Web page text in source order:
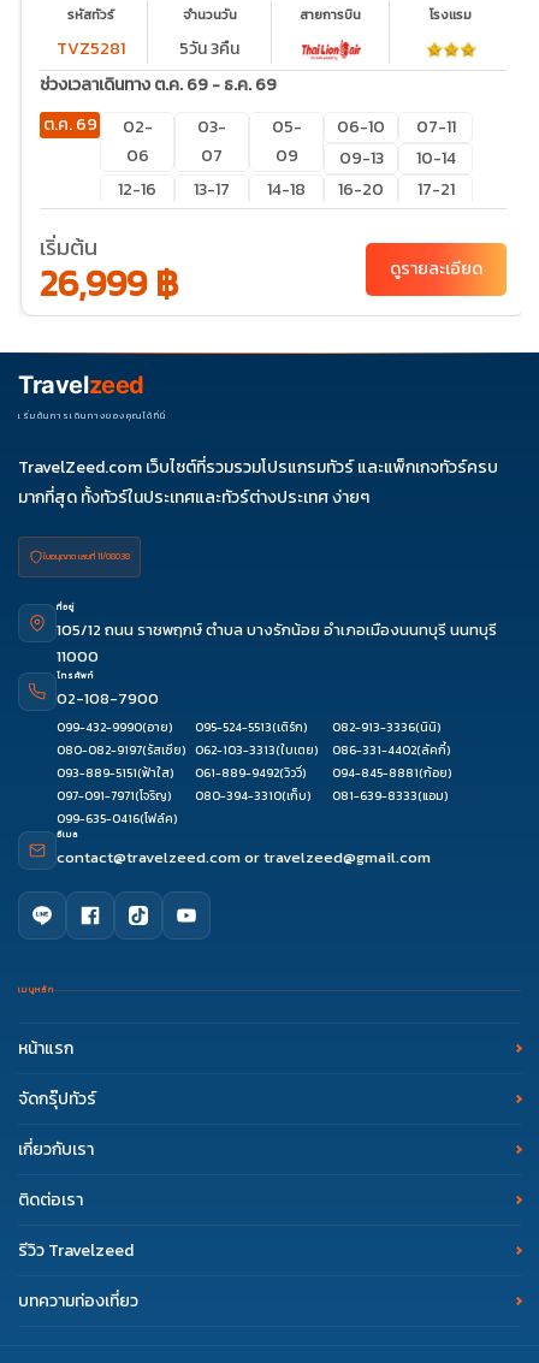
รหัสทัวร์
TVZ5281
จำนวนวัน
5วัน 3คืน
สายการบิน โรงเเรม
ช่วงเวลาเดินทาง ต.ค. 69 - ธ.ค. 69
ต.ค. 69
02-
06
03-
07
05-
09
06-10
07-11
09-13
10-14
12-16
13-17 14-18 16-20
17-21
28-01
29-
02
31-04
พ.ย. 69
01-05
03-
04-
05-
07-11
10-14
24-28
25-29
26-
30
28-
02
29-
เริ่มต้น
26,999 ฿ ดูรายละเอียด
Travelzeed
เริ่มต้นการเดินทางของคุณได้ที่นี่
TravelZeed.com เว็บไซต์ที่รวมรวมโปรแกรมทัวร์ และแพ็กเกจทัวร์ครบ
มากที่สุด ทั้งทัวร์ในประเทศและทัวร์ต่างประเทศ ง่ายๆ
ใบอนุญาต เลขที่ 11/08038
ที่อยู่
105/12 ถนน ราชพฤกษ์ ตำบล บางรักน้อย อำเภอเมืองนนทบุรี นนทบุรี
11000
โทรศัพท์
02-108-7900
099-432-9990(อาย) 095-524-5513(เติร์ก) 082-913-3336(นินิ)
080-082-9197(รัสเซีย) 062-103-3313(ใบเตย) 086-331-4402(ลัคกี้)
093-889-5151(ฟ้าใส) 061-889-9492(วิววี่) 094-845-8881(ก้อย)
097-091-7971(โจริญ) 080-394-3310(เก็บ) 081-639-8333(แอม)
099-635-0416(โฟล์ค)
อีเมล
contact@travelzeed.comortravelzeed@gmail.com
เมนูหลัก
หน้าแรก
จัดกรุ๊ปทัวร์
เกี่ยวกับเรา
ติดต่อเรา
รีวิว Travelzeed
บทความท่องเที่ยว